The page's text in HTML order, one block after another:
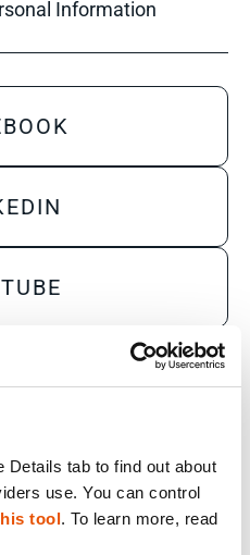
Details tab to find out about
use. You can control
tool. To learn more, read
Information